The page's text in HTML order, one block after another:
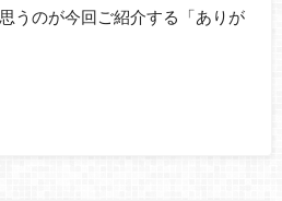
うのが今回ご紹介する「ありが